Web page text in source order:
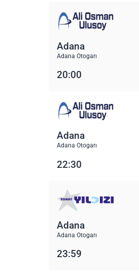
Adana
Adana Otogarı
20:00
Adana
Adana Otogarı
22:30
Adana
Adana Otogarı
23:59